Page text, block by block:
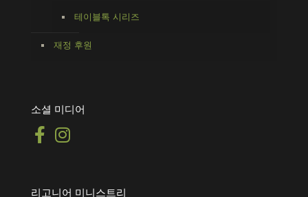
테이블톡 시리즈
재정 후원
소셜 미디어
리고니어 미니스트리